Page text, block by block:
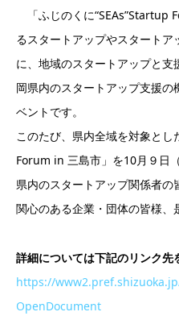
「ふじのくに“SEAs”Startup
るスタートアップやスタート
に、地域のスタートアップと
岡県内のスタートアップ支援
ベントです。
このたび、県内全域を対象とし
Forum in 三島市」を10月９日
県内のスタートアップ関係者の
関心のある企業・団体の皆様、
詳細については下記のリンク先
https://
OpenDocument